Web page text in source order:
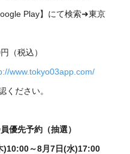
Play】にて検索➜東京
税込）
www.tokyo03app.com/
ださい。
優先予約（抽選）
)10:00～8月7日(水)17:00